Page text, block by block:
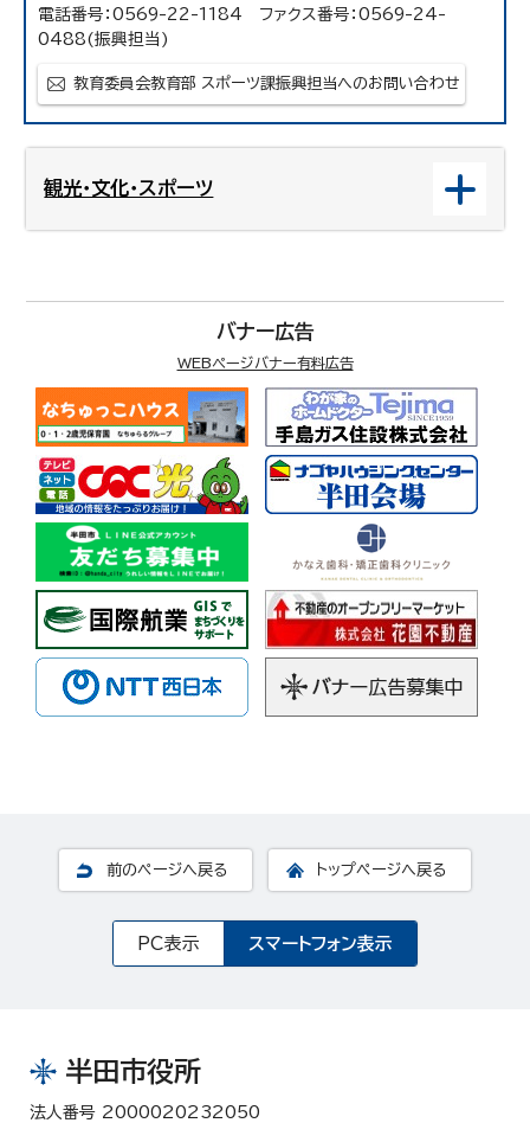
電話番号：0569-22-1184 ファクス番号：0569-24-
0488(振興担当)
教育委員会教育部 スポーツ課振興担当へのお問い合わせ
観光・文化・スポーツ
バナー広告
WEBページバナー有料広告
前のページへ戻る トップページへ戻る
PC表示 スマートフォン表示
半田市役所
法人番号 2000020232050